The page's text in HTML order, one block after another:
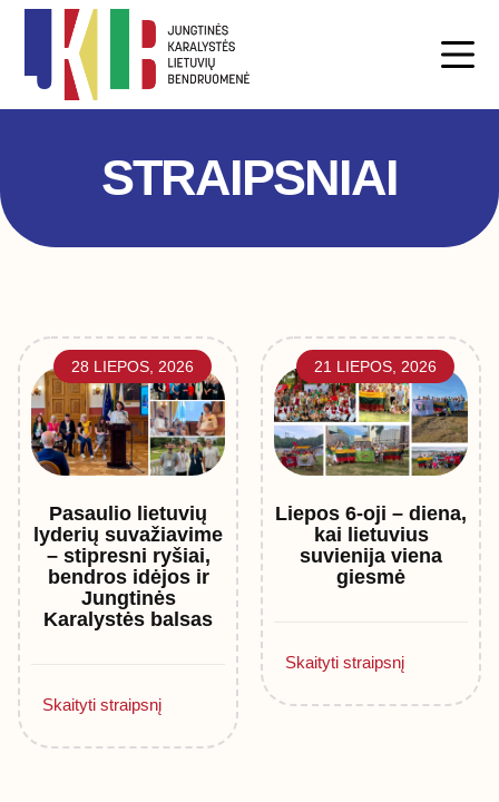
STRAIPSNIAI
28 LIEPOS, 2026
Pasaulio lietuvių
lyderių suvažiavime
– stipresni ryšiai,
bendros idėjos ir
Jungtinės
Karalystės balsas
Skaityti straipsnį
21 LIEPOS, 2026
Liepos 6-oji – diena,
kai lietuvius
suvienija viena
giesmė
Skaityti straipsnį